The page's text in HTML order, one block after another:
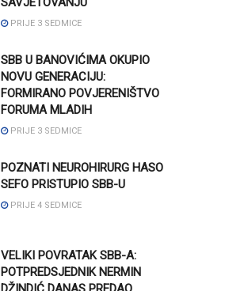
PRIJE 3 SEDMICE
SBB U BANOVIĆIMA OKUPIO
NOVU GENERACIJU:
FORMIRANO POVJERENIŠTVO
FORUMA MLADIH
PRIJE 3 SEDMICE
POZNATI NEUROHIRURG HASO
SEFO PRISTUPIO SBB-U
PRIJE 4 SEDMICE
VELIKI POVRATAK SBB-A:
POTPREDSJEDNIK NERMIN